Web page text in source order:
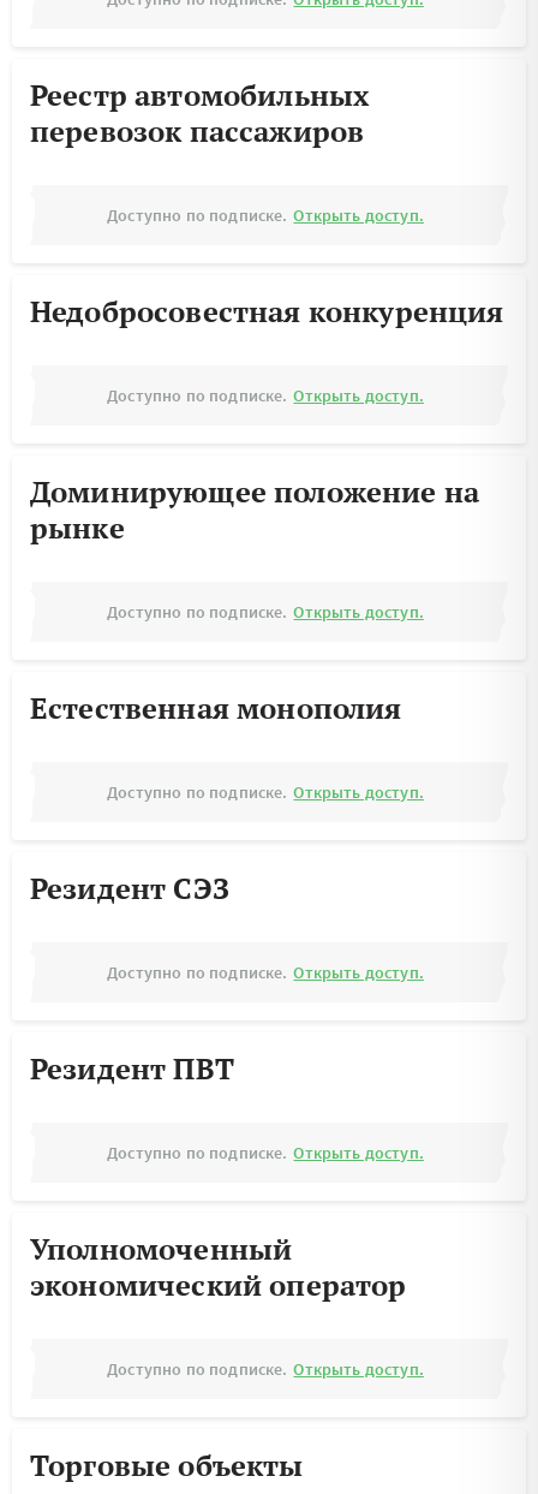
Реестр автомобильных
перевозок пассажиров
Доступно по подписке. Открыть доступ.
Недобросовестная конкуренция
Доступно по подписке. Открыть доступ.
Доминирующее положение на
рынке
Доступно по подписке. Открыть доступ.
Естественная монополия
Доступно по подписке. Открыть доступ.
Резидент СЭЗ
Доступно по подписке. Открыть доступ.
Резидент ПВТ
Доступно по подписке. Открыть доступ.
Уполномоченный
экономический оператор
Доступно по подписке. Открыть доступ.
Торговые объекты